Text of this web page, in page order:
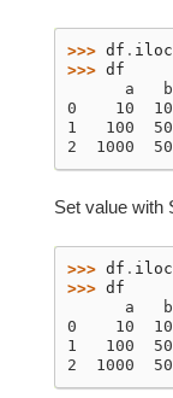
>>> df . iloc
>>> df
a
0    10  10
1   100
2  1000
Set value with
>>> df . iloc
>>> df
a
0    10  10
1   100
2  1000